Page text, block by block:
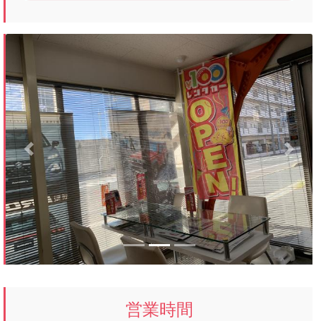
Previous Next
営業時間